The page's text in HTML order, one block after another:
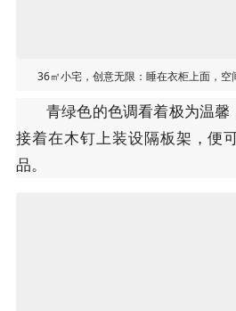
36㎡小宅，创意无限：睡在衣柜上面，空
青绿色的色调看着极为温馨
接着在木钉上装设隔板架，便
品。